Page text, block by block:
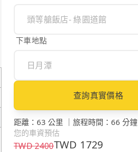
下車地點
查詢真實價格
距離 ： 63 公里 ｜ 旅程時間 ： 66 分鐘
您的車資預估
TWD2400TWD 1729